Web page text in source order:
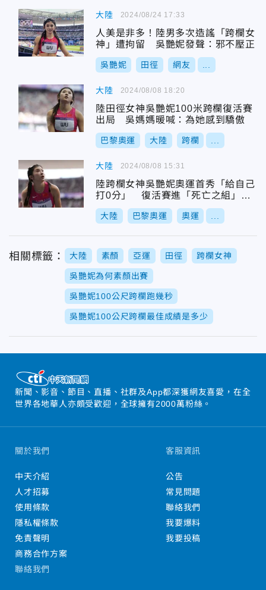
大陸
人美是非多！陸男多次造謠「跨欄女
神」遭拘留 吳艷妮發聲：邪不壓正
吳艷妮 田徑 網友
2024/08/24 17:33
大陸
陸田徑女神吳艷妮100米跨欄復活賽
出局 吳媽媽暖喊：為她感到驕傲
巴黎奧運 大陸 跨欄
2024/08/08 18:20
大陸
陸跨欄女神吳艷妮奧運首秀「給自己
打0分」 復活賽進「死亡之組」備
受關注
大陸 巴黎奧運 奧運
2024/08/08 15:31
相關標籤： 大陸 素顏 亞運 田徑 跨欄女神
吳艷妮為何素顏出賽
吳艷妮100公尺跨欄跑幾秒
吳艷妮100公尺跨欄最佳成績是多少
新聞、影音、節目、直播、社群及App都深獲網友喜愛，在全
世界各地華人亦頗受歡迎，全球擁有2000萬粉絲。
關於我們
中天介紹
人才招募
使用條款
隱私權條款
免責聲明
商務合作方案
客服資訊
公告
常見問題
聯絡我們
我要爆料
我要投稿
聯絡我們